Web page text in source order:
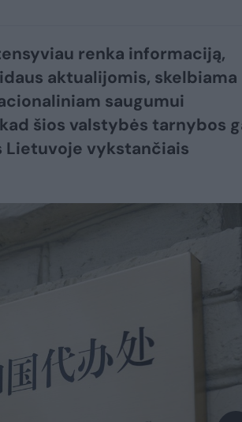
renka informaciją,
aktualijomis, skelbiama
saugumui
šios valstybės tarnybos
vykstančiais